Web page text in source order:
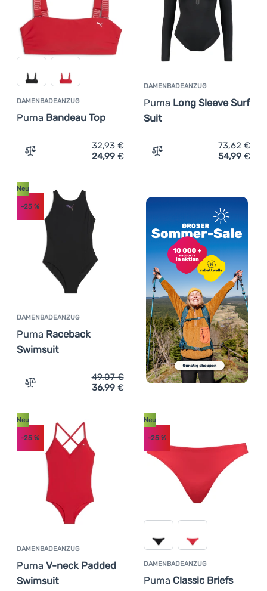
Anmelden /
Registrieren
DAMENBADEANZUG
Puma Bandeau Top
Zum Vergleich 'Damenbadeanzug Puma Bandeau Top'
32,93€
24,99 €
DAMENBADEANZUG
Puma Long Sleeve Surf
Suit
Zum Vergleich
73,62€
54,99 €
DAMENBADEANZUG
Puma Raceback
Swimsuit
Neu
-25 %
Zum Vergleich 'Damenbadeanzug Puma Raceback
49,07€
36,99 €
DAMENBADEANZUG
Puma V-neck Padded
Swimsuit
Neu
-25 %
DAMENBADEANZUG
Puma Classic Briefs
Neu
-25%